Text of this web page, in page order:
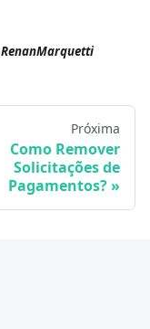
RenanMarquetti
Próxima
Como Remover
Solicitações de
Pagamentos?